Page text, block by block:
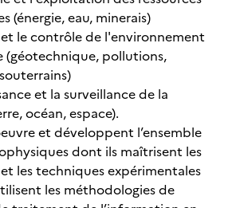
(énergie, eau, minerais)
le contrôle de l'environnement
(géotechnique, pollutions,
et la surveillance de la
océan, espace).
et développent l’ensemble
dont ils maîtrisent les
les techniques expérimentales
les méthodologies de